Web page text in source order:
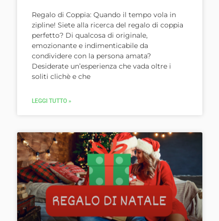
Regalo di Coppia: Quando il tempo vola in
zipline! Siete alla ricerca del regalo di coppia
perfetto? Di qualcosa di originale,
emozionante e indimenticabile da
condividere con la persona amata?
Desiderate un’esperienza che vada oltre i
soliti clichè e che
LEGGI TUTTO »